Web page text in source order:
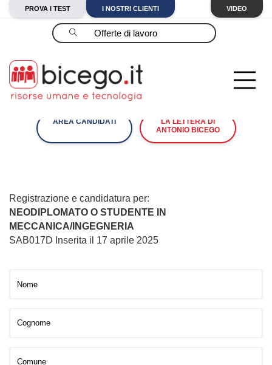
PROVA I TEST I NOSTRI CLIENTI VIDEO
Cerca
AREA CANDIDATI
LA LETTERA DI
ANTONIO BICEGO
Registrazione e candidatura per:
NEODIPLOMATO O STUDENTE IN
MECCANICA/INGEGNERIA
SAB017D Inserita il 17 aprile 2025